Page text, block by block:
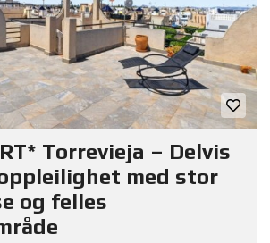
Torrevieja – Delvis
med stor
og felles